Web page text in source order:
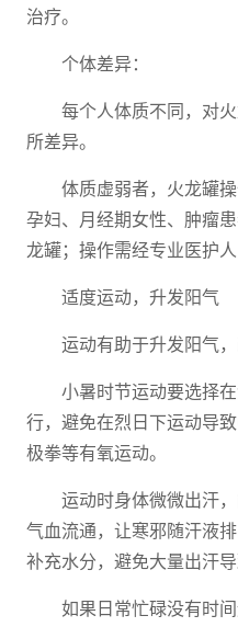
治疗。
个体差异：
每个人体质不同，对
所差异。
体质虚弱者，火龙罐
孕妇、月经期女性、肿瘤
龙罐；操作需经专业医护人
适度运动，升发阳气
运动有助于升发阳气，
小暑时节运动要选择
行，避免在烈日下运动导
极拳等有氧运动。
运动时身体微微出汗
气血流通，让寒邪随汗液
补充水分，避免大量出汗导
如果日常忙碌没有时